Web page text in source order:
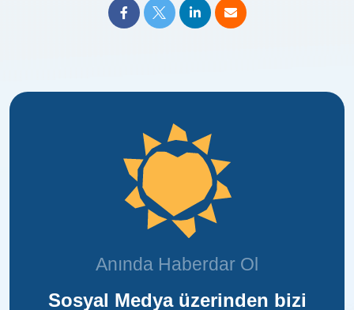
Anında Haberdar Ol
Sosyal Medya üzerinden bizi